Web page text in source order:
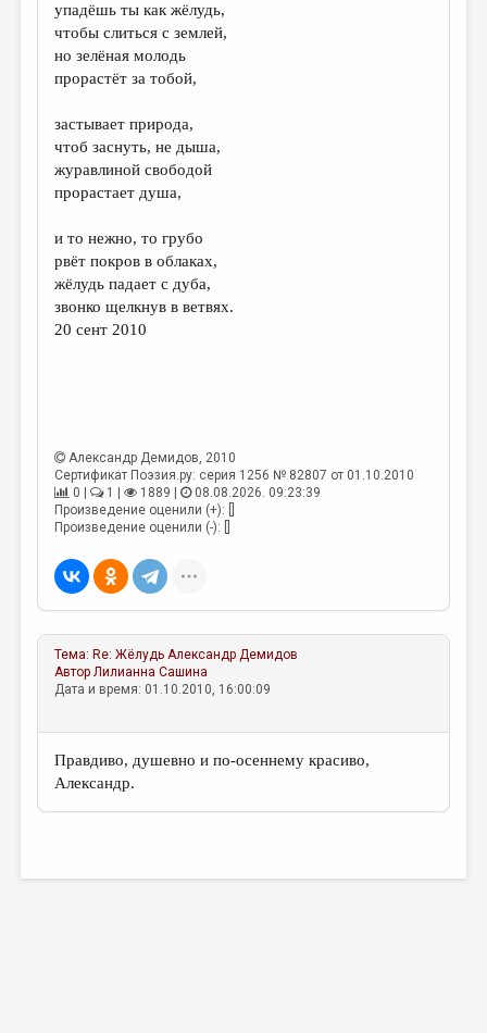
ОТ РЕДАКЦИИ
МАЛАЯ ПРОЗА
ЛИТЕРАТУРОВЕДЕНИЕ
КУЛЬТУРОВЕДЕНИЕ
РЕЦЕНЗИРОВАНИЕ
ЦИКЛЫ ПУБЛИКАЦИЙ
ТРЕДИАКОВСКИЙ
упадёшь ты как жёлудь,
чтобы слиться с землей,
но зелёная молодь
прорастёт за тобой,
застывает природа,
чтоб заснуть, не дыша,
журавлиной свободой
прорастает душа,
и то нежно, то грубо
рвёт покров в облаках,
жёлудь падает с дуба,
звонко щелкнув в ветвях.
20 сент 2010
Александр Демидов, 2010
Сертификат Поэзия.ру: серия 1256 № 82807 от 01.10.2010
0 |
1 | 1889 |
08.08.2026. 09:23:39
Произведение оценили (+): []
Произведение оценили (-): []
Тема: Re: Жёлудь Александр Демидов
АвторЛилианна Сашина
Дата и время: 01.10.2010, 16:00:09
Правдиво, душевно и по-осеннему красиво,
Александр.